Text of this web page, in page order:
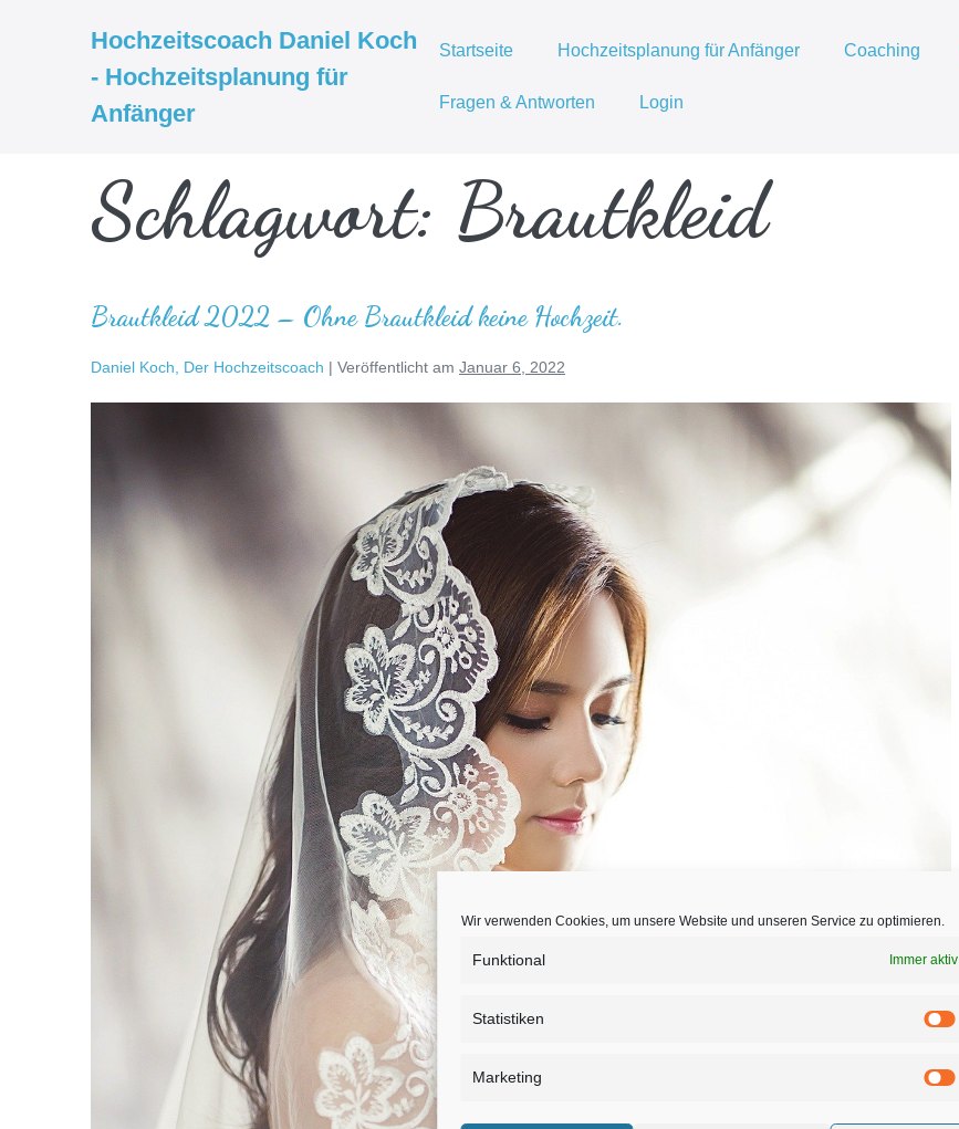
Wir verwenden Cookies, um unsere Website und unseren Service zu optimieren.
Funktional Immer aktiv
Statistiken
Marketing
Hochzeitscoach Daniel Koch
- Hochzeitsplanung für
Anfänger
Startseite Hochzeitsplanung für Anfänger Coaching
Fragen & Antworten Login
Schlagwort: Brautkleid
Brautkleid 2022 – Ohne Brautkleid keine Hochzeit.
Daniel Koch, Der Hochzeitscoach | Veröffentlicht am Januar 6, 2022
Ohne
Brautkleid